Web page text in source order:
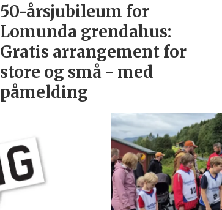
50-årsjubileum for
Lomunda grendahus:
Gratis arrangement for
store og små - med
påmelding